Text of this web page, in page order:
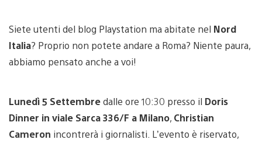
Siete utenti del blog Playstation ma abitate nel Nord
Italia? Proprio non potete andare a Roma? Niente paura,
abbiamo pensato anche a voi!
Lunedì 5 Settembredalle ore 10:30 presso il Doris
Dinner in viale Sarca 336/F a Milano, Christian
Cameron incontrerà i giornalisti. L’evento è riservato,